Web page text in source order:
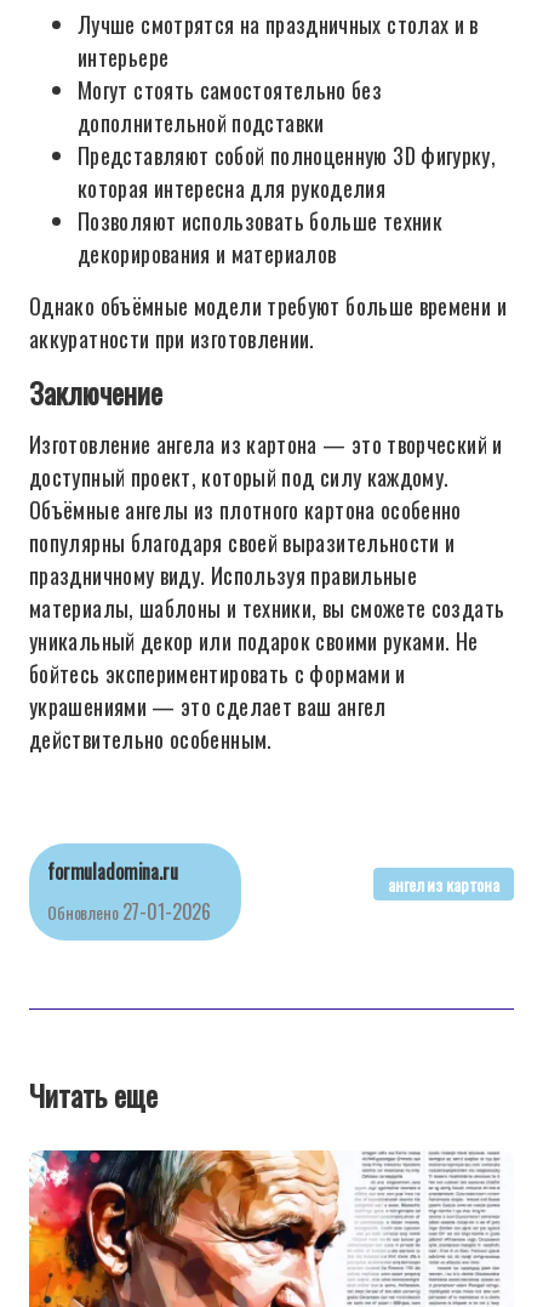
Лучше смотрятся на праздничных столах и в
интерьере
Могут стоять самостоятельно без
дополнительной подставки
Представляют собой полноценную 3D фигурку,
которая интересна для рукоделия
Позволяют использовать больше техник
декорирования и материалов
Однако объёмные модели требуют больше времени и
аккуратности при изготовлении.
Заключение
Изготовление ангела из картона — это творческий и
доступный проект, который под силу каждому.
Объёмные ангелы из плотного картона особенно
популярны благодаря своей выразительности и
праздничному виду. Используя правильные
материалы, шаблоны и техники, вы сможете создать
уникальный декор или подарок своими руками. Не
бойтесь экспериментировать с формами и
украшениями — это сделает ваш ангел
действительно особенным.
formuladomina.ru
Обновлено 27-01-2026
ангел из картона
Читать еще